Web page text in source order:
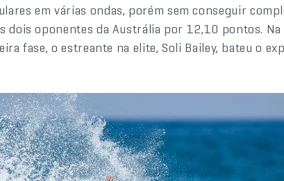
em várias ondas, porém sem conseguir
dois oponentes da Austrália por 12,10 pontos.
fase, o estreante na elite, Soli Bailey, bateu o